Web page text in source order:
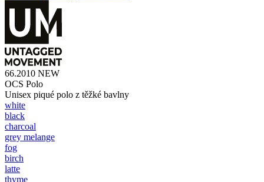
66.2010 NEW
OCS Polo
Unisex piqué polo z těžké bavlny
white
black
charcoal
grey melange
fog
birch
latte
thyme